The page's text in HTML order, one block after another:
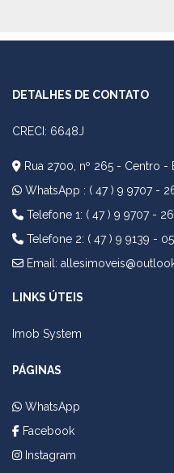
DETALHES DE CONTATO
CRECI: 6648J
Rua 2700, nº 265 - Centro
WhatsApp : ( 47 ) 9 9707 -
Telefone 1: ( 47 ) 9 9707 -
Telefone 2: ( 47 ) 9 9139 -
Email:
LINKS ÚTEIS
Imob System
PÁGINAS
WhatsApp
Facebook
Instagram